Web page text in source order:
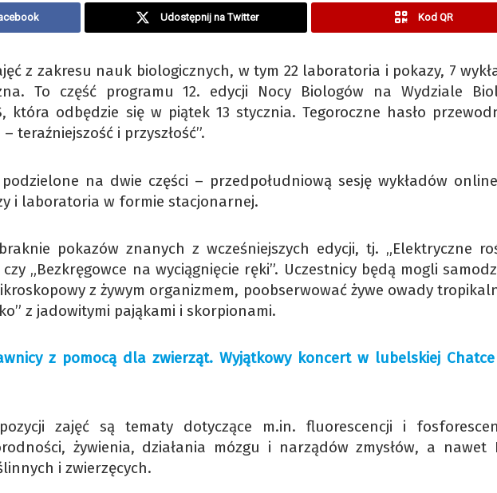
Udostępnij na Twitter Kod QR
z zakresu nauk biologicznych, w tym 22 laboratoria i pokazy, 7
To część programu 12. edycji Nocy Biologów na Wydziale
która odbędzie się w piątek 13 stycznia. Tegoroczne hasło
teraźniejszość i przyszłość”.
na dwie części – przedpołudniową sesję wykładów
i laboratoria w formie stacjonarnej.
pokazów znanych z wcześniejszych edycji, tj. „Elektryczne
„Bezkręgowce na wyciągnięcie ręki”. Uczestnicy będą mogli
z żywym organizmem, poobserwować żywe owady
z jadowitymi pająkami i skorpionami.
z pomocą dla zwierząt. Wyjątkowy koncert w lubelskiej
zajęć są tematy dotyczące m.in. fluorescencji i
żywienia, działania mózgu i narządów zmysłów, a nawet
i zwierzęcych.